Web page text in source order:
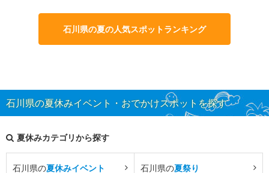
石川県の夏の人気スポットランキング
石川県の夏休みイベント・おでかけスポットを探す
夏休みカテゴリから探す
石川県の夏休みイベント 石川県の夏祭り